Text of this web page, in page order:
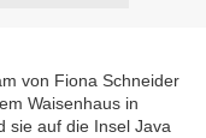
von Fiona Schneider
Waisenhaus in
sie auf die Insel Java